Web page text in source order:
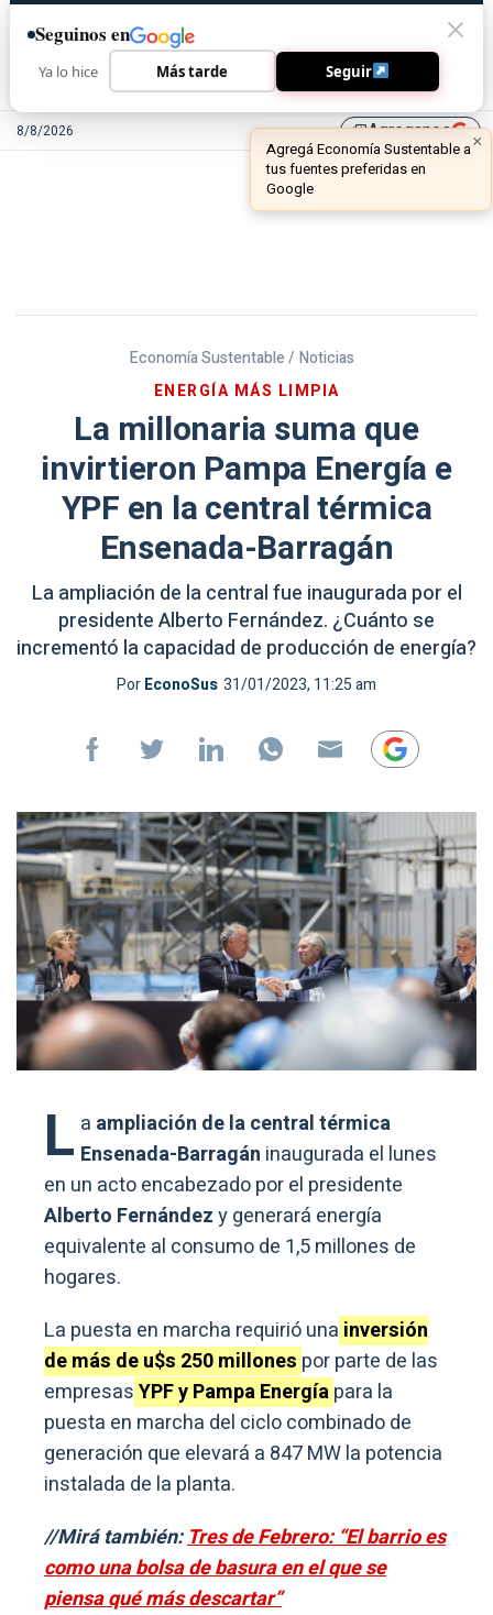
8/8/2026 library_addAgreganos
Economía Sustentable / Noticias
ENERGÍA MÁS LIMPIA
La millonaria suma que
invirtieron Pampa Energía e
YPF en la central térmica
Ensenada-Barragán
La ampliación de la central fue inaugurada por el
presidente Alberto Fernández. ¿Cuánto se
incrementó la capacidad de producción de energía?
PorEconoSus 31/01/2023, 11:25 am
L a ampliación de la central térmica
Ensenada-Barragán inaugurada el lunes
en un acto encabezado por el presidente
Alberto Fernándezy generará energía
equivalente al consumo de 1,5 millones de
hogares.
La puesta en marcha requirió una inversión
de más de u$s 250 millones por parte de las
empresasYPF y Pampa Energíapara la
puesta en marcha del ciclo combinado de
generación que elevará a 847 MW la potencia
instalada de la planta.
//Mirá también:Tres de Febrero: “El barrio es
como una bolsa de basura en el que se
piensa qué más descartar”
Seguinos en
Ya lo hice Más tarde Seguir